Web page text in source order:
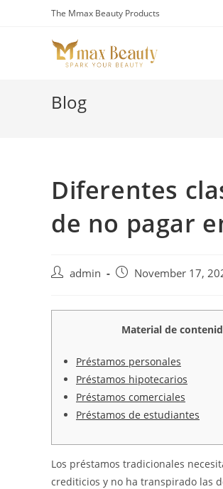
The Mmax Beauty Products
Blog
Diferentes
de no pagar
Postadmin
Post November 17,
Material de
Préstamos personales
Préstamos hipotecarios
Préstamos comerciales
Préstamos de estudiantes
Los préstamos tradicionales
crediticios y no ha transpirado las